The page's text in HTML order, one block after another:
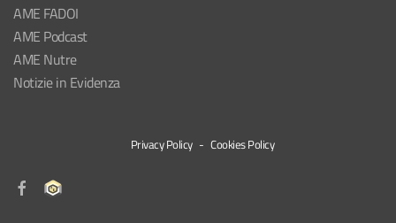
AME FADOI
AME Podcast
AME Nutre
Notizie in Evidenza
Privacy Policy-Cookies Policy